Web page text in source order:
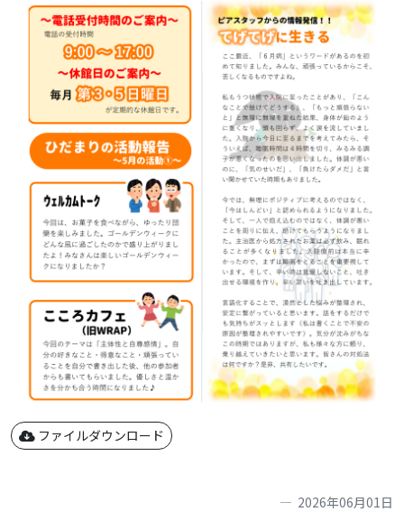
ファイルダウンロード
2026年06月01日